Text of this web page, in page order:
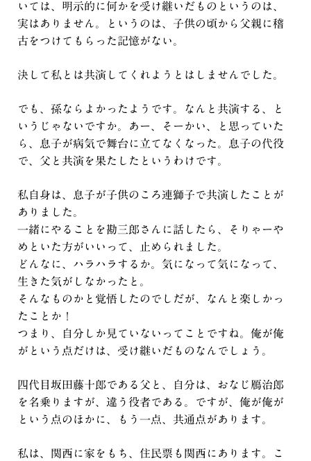
いては、明示的に何かを受け継いだものというのは、
実はありません。というのは、子供の頃から父親に稽
古をつけてもらった記憶がない。
決して私とは共演してくれようとはしませんでした。
でも、孫ならよかったようです。なんと共演する、と
いうじゃないですか。あー、そーかい、と思っていた
ら、息子が病気で舞台に立てなくなった。息子の代役
で、父と共演を果たしたというわけです。
私自身は、息子が子供のころ連獅子で共演したことが
ありました。
一緒にやることを勘三郎さんに話したら、そりゃーや
めといた方がいいって、止められました。
どんなに、ハラハラするか。気になって気になって、
生きた気がしなかったと。
そんなものかと覚悟したのでしだが、なんと楽しかっ
たことか！
つまり、自分しか見ていないってことですね。俺が俺
がという点だけは、受け継いだものなんでしょう。
四代目坂田藤十郎である父と、自分は、おなじ鴈治郎
を名乗りますが、違う役者である。ですが、俺が俺が
という点のほかに、もう一点、共通点があります。
私は、関西に家をもち、住民票も関西にあります。こ